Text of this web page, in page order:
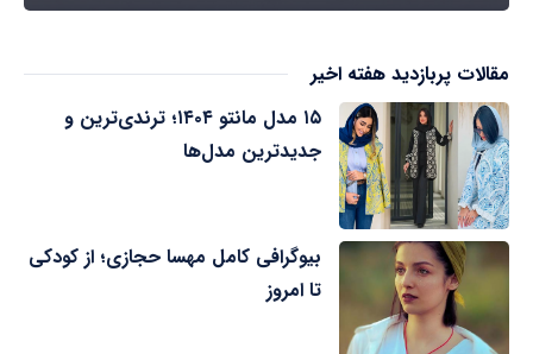
مقالات پربازدید هفته اخیر
۱۵ مدل مانتو ۱۴۰۴؛ ترندی‌ترین و
جدیدترین مدل‌ها
بیوگرافی کامل مهسا حجازی؛ از کودکی
تا امروز